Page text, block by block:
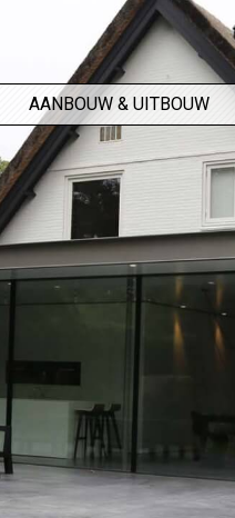
AANBOUW & UITBOUW